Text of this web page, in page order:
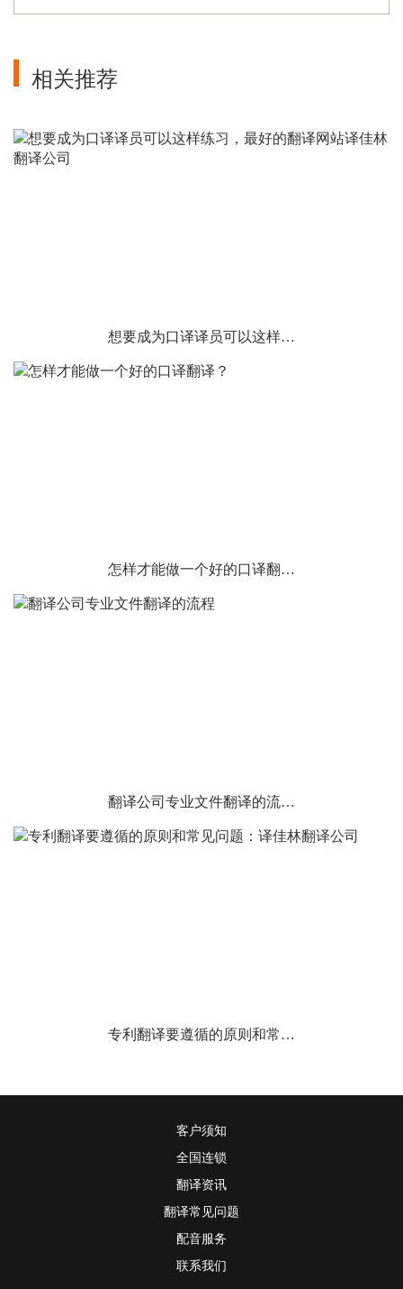
相关推荐
想要成为口译译员可以这样…
怎样才能做一个好的口译翻…
翻译公司专业文件翻译的流…
专利翻译要遵循的原则和常…
客户须知
全国连锁
翻译资讯
翻译常见问题
配音服务
联系我们